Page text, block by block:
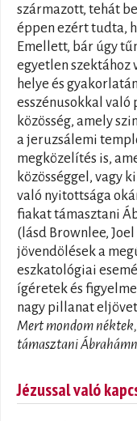
származott, tehát
éppen ezért tudta,
Emellett, bár úgy
egyetlen szektához
helye és
esszénusokkal
közösség, amely
a jeruzsálemi
megközelítés is,
közösséggel, vagy
való nyitottsága
fiakat támasztani
(lásd Brownlee,
jövendölések a
eszkatológiai
ígéretek és
nagy pillanat
Mert mondom
támasztani
Jézussal való